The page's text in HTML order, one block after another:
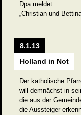
Dpa meldet:
„Christian und
8.1.13
Holland in Not
Der katholische
will demnächst in
die aus der
die Aussteiger